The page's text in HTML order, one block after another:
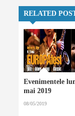
RELATED
Evenimentele
mai 2019
08/05/2019